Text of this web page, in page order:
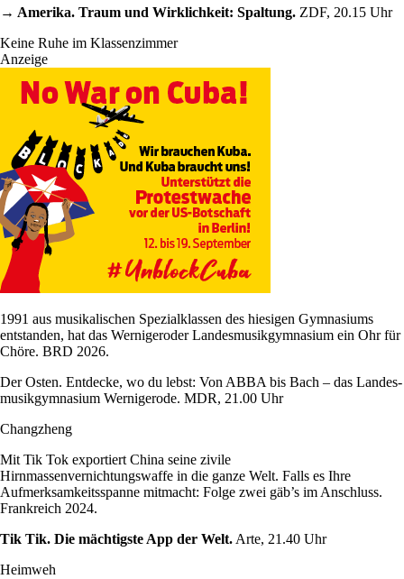
→ Amerika. Traum und Wirklichkeit: Spaltung. ZDF, 20.15 Uhr
Keine Ruhe im Klassenzimmer
Anzeige
1991 aus musikalischen Spezialklassen des hiesigen Gymnasiums
entstanden, hat das Wernigeroder Landesmusikgymnasium ein Ohr für
Chöre. BRD 2026.
Der Osten. Entdecke, wo du lebst: Von ABBA bis Bach – das Landes­
musikgymnasium Wernigerode. MDR, 21.00 Uhr
Changzheng
Mit Tik Tok exportiert China seine zivile
Hirnmassenvernichtungswaffe in die ganze Welt. Falls es Ihre
Aufmerksamkeitsspanne mitmacht: Folge zwei gäb’s im Anschluss.
Frankreich 2024.
Tik Tik. Die mächtigste App der Welt. Arte, 21.40 Uhr
Heimweh